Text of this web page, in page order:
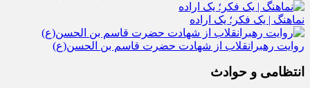
نماهنگ | یک فکر؛ یک اراده
روایت رهبرانقلاب از شهادت حضرت قاسم بن الحسن(ع)
انتظامی و حوادث